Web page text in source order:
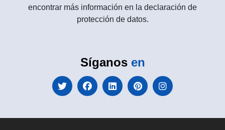
encontrar más información en la declaración de
protección de datos.
Síganos en